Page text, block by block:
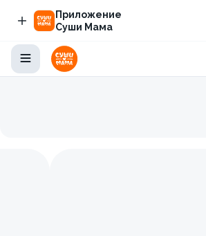
Приложение
Суши Мама